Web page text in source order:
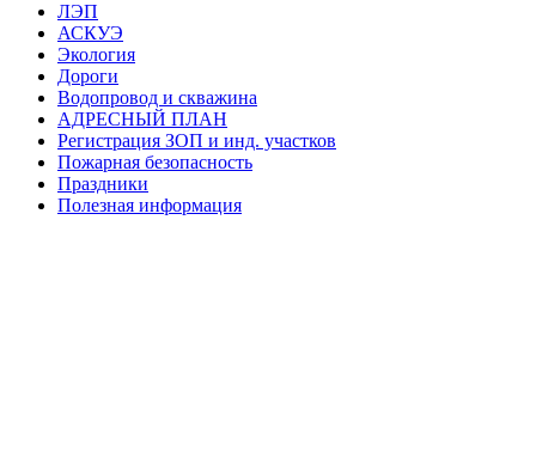
ЛЭП
АСКУЭ
Экология
Дороги
Водопровод и скважина
АДРЕСНЫЙ ПЛАН
Регистрация ЗОП и инд. участков
Пожарная безопасность
Праздники
Полезная информация